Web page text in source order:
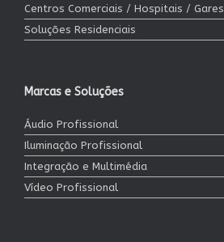
Centros Comerciais / Hospitais / Gares
Soluções Residenciais
Marcas e Soluções
Áudio Profissional
Iluminação Profissional
Integração e Multimédia
Vídeo Profissional